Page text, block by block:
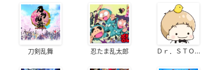
刀剣乱舞 忍たま乱太郎 Ｄｒ．ＳＴＯ...